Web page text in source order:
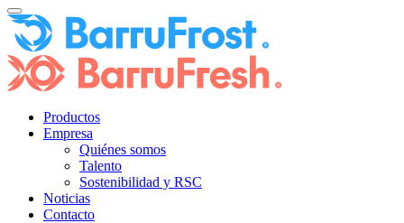
Productos
Empresa
Quiénes somos
Talento
Sostenibilidad y RSC
Noticias
Contacto